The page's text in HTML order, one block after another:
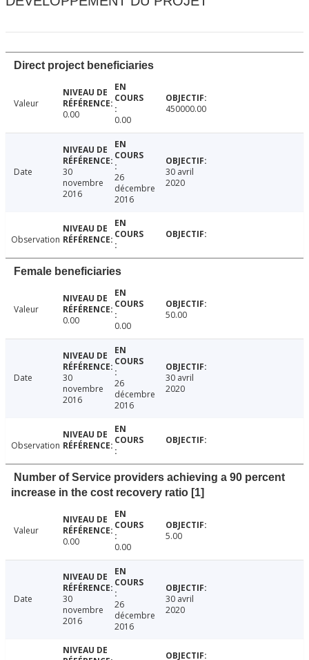
Direct project beneficiaries
Valeur
0.00
0.00
450000.00
Date
30
novembre
2016
26
décembre
2016
30 avril
2020
Observation
Female beneficiaries
Valeur
0.00
0.00
50.00
Date
30
novembre
2016
26
décembre
2016
30 avril
2020
Observation
Number of Service providers achieving a 90 percent
increase in the cost recovery ratio [1]
Valeur
0.00
0.00
5.00
Date
30
novembre
2016
26
décembre
2016
30 avril
2020